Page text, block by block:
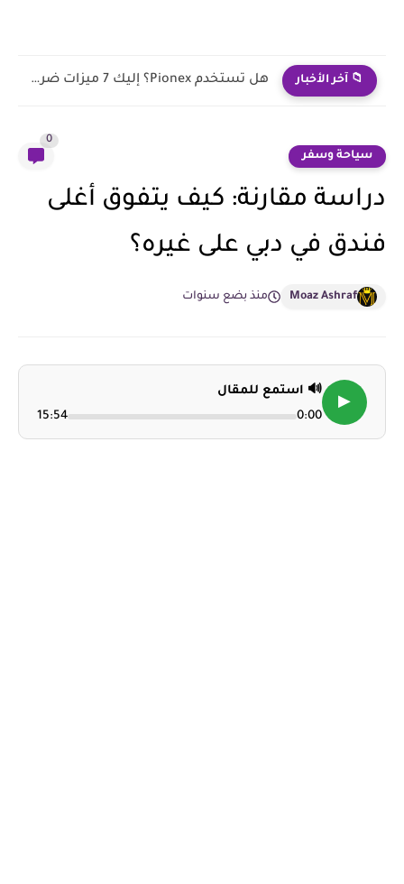
📁 آخر الأخبار تعديل ومعالجة احترافية لصور الأفراح ببرنامج الفوتوشوب
سياحة وسفر
0
دراسة مقارنة: كيف يتفوق أغلى
فندق في دبي على غيره؟
Moaz Ashraf منذ بضع سنوات
▶
🔊 استمع للمقال
0:00
15:54